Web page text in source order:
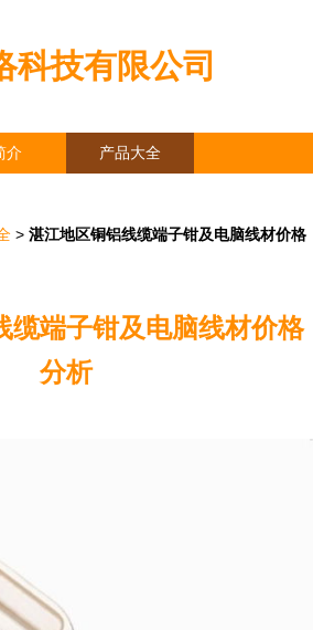
科技有限公司
介 产品大全
> 湛江地区铜铝线缆端子钳及电脑线材价格
缆端子钳及电脑线材价格
分析